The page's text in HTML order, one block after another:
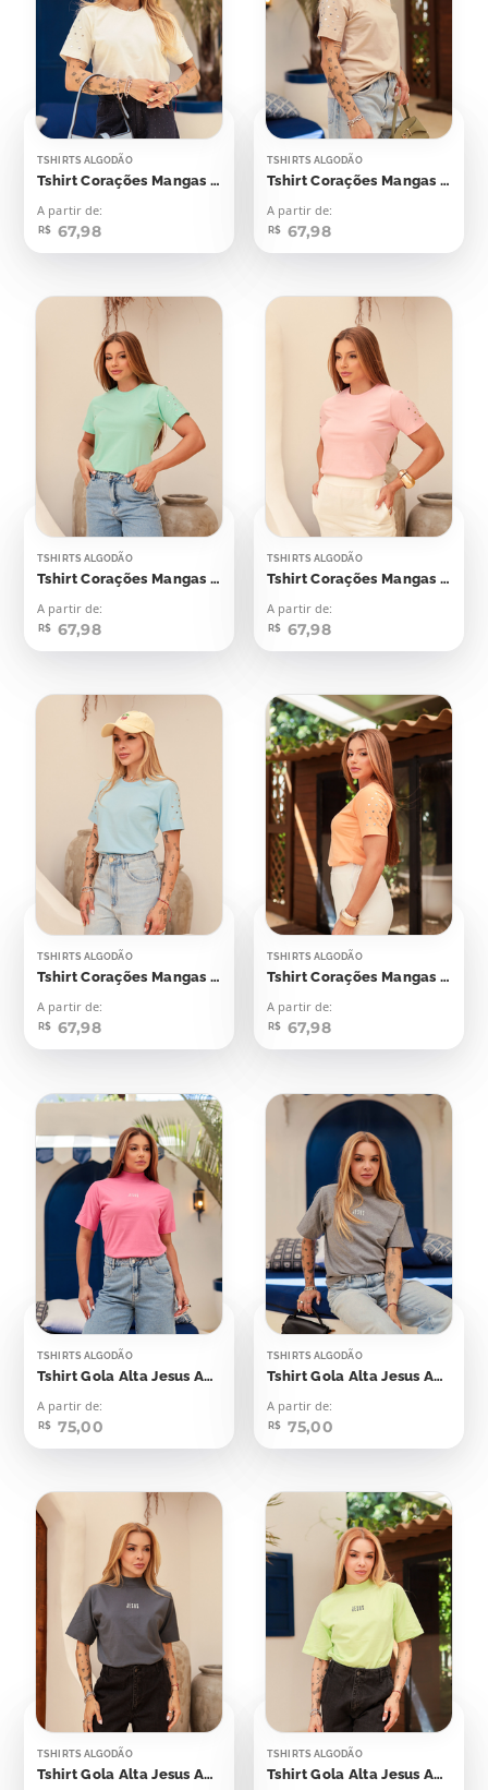
TSHIRTS ALGODÃO
Tshirt Corações Mangas Aplicação
A partir de:
R$ 67,98
TSHIRTS ALGODÃO
Tshirt Corações Mangas Aplicação
A partir de:
R$ 67,98
TSHIRTS ALGODÃO
Tshirt Corações Mangas Aplicação
A partir de:
R$ 67,98
TSHIRTS ALGODÃO
Tshirt Corações Mangas Aplicação
A partir de:
R$ 67,98
TSHIRTS ALGODÃO
Tshirt Corações Mangas Aplicação
A partir de:
R$ 67,98
TSHIRTS ALGODÃO
Tshirt Corações Mangas Aplicação
A partir de:
R$ 67,98
TSHIRTS ALGODÃO
Tshirt Gola Alta Jesus Aplicação
A partir de:
R$ 75,00
TSHIRTS ALGODÃO
Tshirt Gola Alta Jesus Aplicação
A partir de:
R$ 75,00
TSHIRTS ALGODÃO
Tshirt Gola Alta Jesus Aplicação
TSHIRTS ALGODÃO
Tshirt Gola Alta Jesus Aplicação